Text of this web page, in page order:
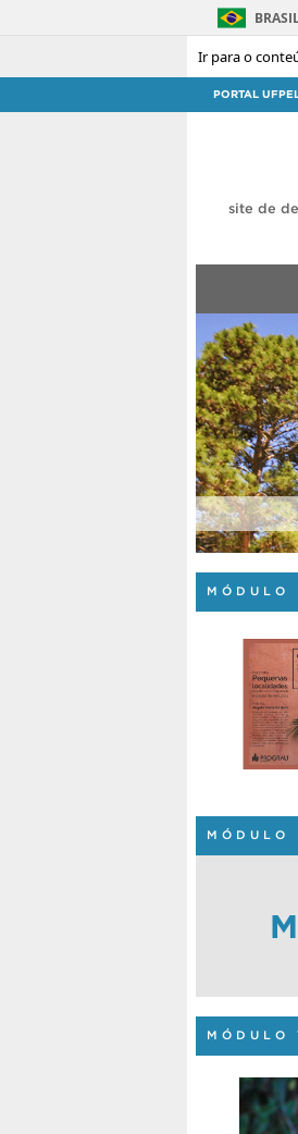
Ir para o
PORTAL
site de
MÓDULO
MÓDULO
MÓDULO